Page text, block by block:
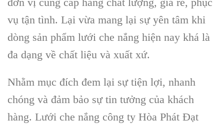
vụ tận tình. Lại vừa mang lại sự yên tâm khi
dòng sản phẩm lưới che nắng hiện nay khá là
đa dạng về chất liệu và xuất xứ.
Nhằm mục đích đem lại sự tiện lợi, nhanh
chóng và đảm bảo sự tin tưởng của khách
hàng. Lưới che nắng công ty Hòa Phát Đạt